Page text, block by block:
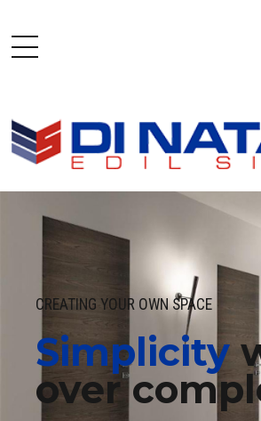
CREATING YOUR OWN SPACE
Simplicity
over